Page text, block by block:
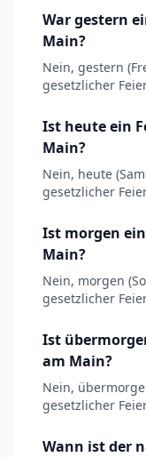
War gestern
Main?
Nein, gestern
gesetzlicher
Ist heute ein
Main?
Nein, heute
gesetzlicher
Ist morgen
Main?
Nein, morgen
gesetzlicher
Ist
am Main?
Nein,
gesetzlicher
Wann ist der